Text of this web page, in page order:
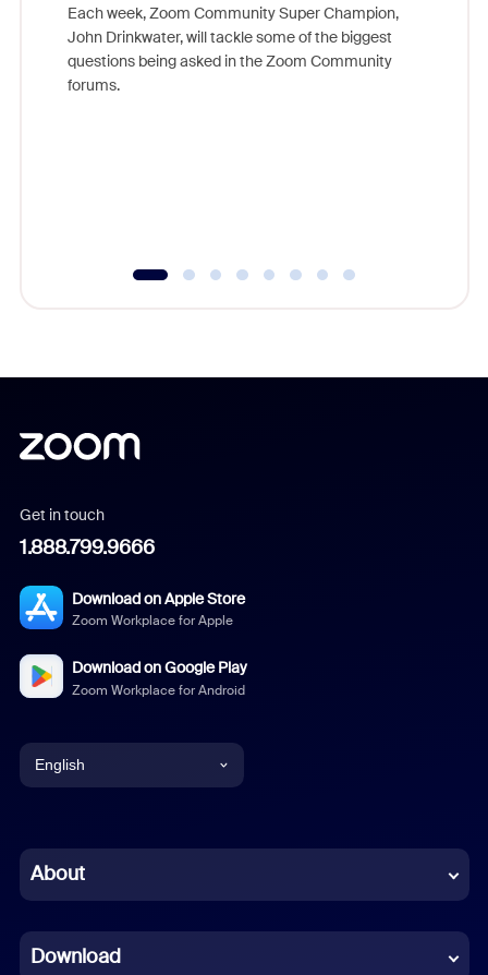
Each week, Zoom Community Super Champion,
John Drinkwater, will tackle some of the biggest
questions being asked in the Zoom Community
forums.
Get in touch
1.888.799.9666
Download on Apple Store
Zoom Workplace for Apple
Download on Google Play
Zoom Workplace for Android
English
Chinese (Simplified)
French
About
Download